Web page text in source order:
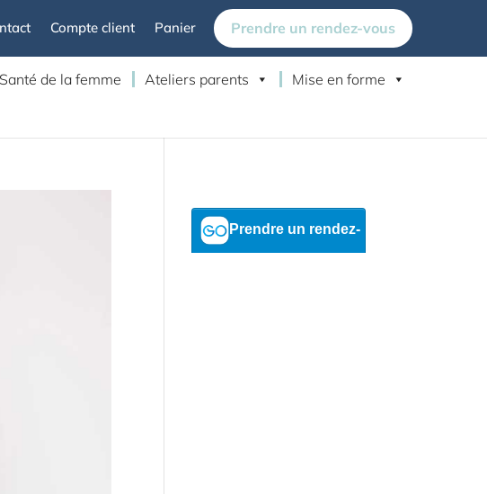
Compte client Panier Prendre un rendez-vous
Santé de la femme Ateliers parents
Mise en forme